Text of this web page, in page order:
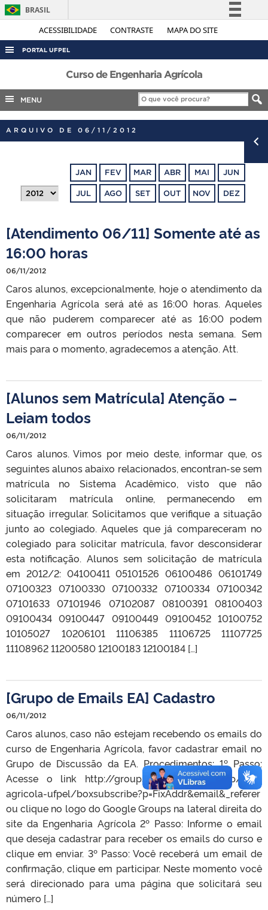
ACESSIBILIDADE CONTRASTE MAPA DO SITE
BRASIL
Simplifique!
Acesso à informação
Legislação
Canais
PORTAL UFPEL
ACESSO À INFORMAÇÃO
AUDITORIA
COBALTO
CONCURSOS
OUVIDORIA
TELEFONES
Curso de Engenharia Agrícola
MENU
ARQUIVO DE 06/11/2012
JAN FEV MAR ABR MAI JUN
JUL AGO SET OUT NOV DEZ
[Atendimento 06/11] Somente até as
16:00 horas
06/11/2012
Caros alunos, excepcionalmente, hoje o atendimento da
Engenharia Agrícola será até as 16:00 horas. Aqueles
que não puderem comparecer até as 16:00 podem
comparecer em outros períodos nesta semana. Sem
mais para o momento, agradecemos a atenção. Att.
[Alunos sem Matrícula] Atenção –
Leiam todos
06/11/2012
Caros alunos. Vimos por meio deste, informar que, os
seguintes alunos abaixo relacionados, encontran-se sem
matrícula no Sistema Acadêmico, visto que não
solicitaram matrícula online, permanecendo em
situação irregular. Solicitamos que verifique a situação
junto ao colegiado. Aqueles que já compareceram no
colegiado para solicitar matrícula, favor desconsiderar
esta notificação. Alunos sem solicitação de matrícula
em 2012/2: 04100411 05101526 06100486 06101749
07100323 07100330 07100332 07100334 07100342
07101633 07101946 07102087 08100391 08100403
09100434 09100447 09100449 09100452 10100752
10105027 10206101 11106385 11106725 11107725
11108962 11200580 12100183 12100184 […]
[Grupo de Emails EA] Cadastro
06/11/2012
Caros alunos, caso não estejam recebendo os emails do
curso de Engenharia Agrícola, favor cadastrar email no
Grupo de Discussão da EA. Procedimentos: 1º Passo:
Acesse o link http://groups.google.com/group/eng-
agricola-ufpel/boxsubscribe?p=FixAddr&email&_referer
ou clique no logo do Google Groups na lateral direita do
site da Engenharia Agrícola 2º Passo: Informe o email
que deseja cadastrar para receber os emails do curso e
clique em enviar. 3º Passo: Você receberá um email de
confirmação, clique em participar. Neste momento você
será direcionado para uma página que solicitará seu
número […]